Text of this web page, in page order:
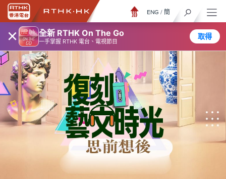
× 全新 RTHK On The Go
一手掌握 RTHK 電台、電視節目
取得
ENG / 簡